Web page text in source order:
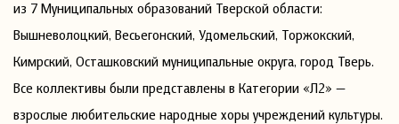
из 7 Муниципальных образований Тверской области:
Вышневолоцкий, Весьегонский, Удомельский, Торжокский,
Кимрский, Осташковский муниципальные округа, город Тверь.
Все коллективы были представлены в Категории «Л2» —
взрослые любительские народные хоры учреждений культуры.